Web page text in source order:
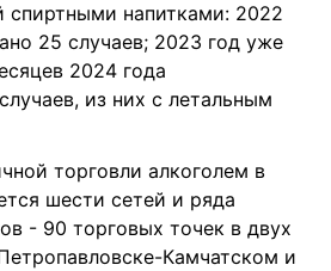
спиртными напитками: 2022
25 случаев; 2023 год уже
2024 года
из них с летальным
торговли алкоголем в
шести сетей и ряда
- 90 торговых точек в двух
Камчатском и